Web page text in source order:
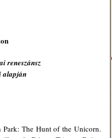
reneszánsz
alapján
The Hunt of the Unicorn.